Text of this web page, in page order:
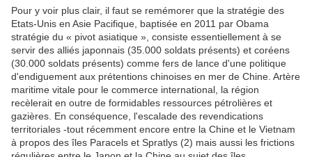
Pour y voir plus clair, il faut se remémorer que la stratégie des
Etats-Unis en Asie Pacifique, baptisée en 2011 par Obama
stratégie du « pivot asiatique », consiste essentiellement à se
servir des alliés japonnais (35.000 soldats présents) et coréens
(30.000 soldats présents) comme fers de lance d'une politique
d'endiguement aux prétentions chinoises en mer de Chine. Artère
maritime vitale pour le commerce international, la région
recèlerait en outre de formidables ressources pétrolières et
gazières. En conséquence, l'escalade des revendications
territoriales -tout récemment encore entre la Chine et le Vietnam
à propos des îles Paracels et Spratlys (2) mais aussi les frictions